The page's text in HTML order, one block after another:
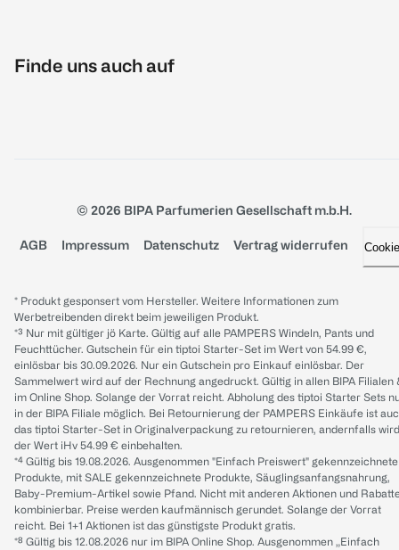
Finde uns auch auf
© 2026 BIPA Parfumerien Gesellschaft m.b.H.
AGB Impressum Datenschutz Vertrag widerrufen
* Produkt gesponsert vom Hersteller. Weitere Informationen zum
Werbetreibenden direkt beim jeweiligen Produkt.
*³ Nur mit gültiger jö Karte. Gültig auf alle PAMPERS Windeln, Pants und
Feuchttücher. Gutschein für ein tiptoi Starter-Set im Wert von 54.99 €,
einlösbar bis 30.09.2026. Nur ein Gutschein pro Einkauf einlösbar. Der
Sammelwert wird auf der Rechnung angedruckt. Gültig in allen BIPA Filialen
im Online Shop. Solange der Vorrat reicht. Abholung des tiptoi Starter Sets
in der BIPA Filiale möglich. Bei Retournierung der PAMPERS Einkäufe ist
das tiptoi Starter-Set in Originalverpackung zu retournieren, andernfalls wird
der Wert iHv 54.99 € einbehalten.
*⁴ Gültig bis 19.08.2026. Ausgenommen "Einfach Preiswert" gekennzeichnete
Produkte, mit SALE gekennzeichnete Produkte, Säuglingsanfangsnahrung,
Baby-Premium-Artikel sowie Pfand. Nicht mit anderen Aktionen und
kombinierbar. Preise werden kaufmännisch gerundet. Solange der Vorrat
reicht. Bei 1+1 Aktionen ist das günstigste Produkt gratis.
*⁸ Gültig bis 12.08.2026 nur im BIPA Online Shop. Ausgenommen „Einfach